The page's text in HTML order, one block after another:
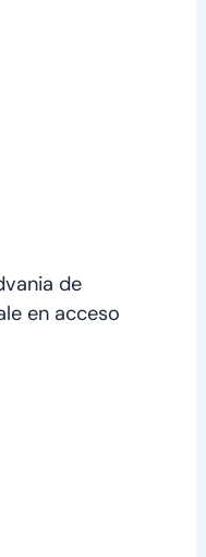
de
en acceso